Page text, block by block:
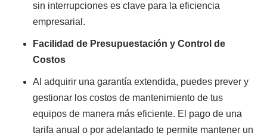
sin interrupciones es clave para la eficiencia
empresarial.
Facilidad de Presupuestación y Control de
Costos
Al adquirir una garantía extendida, puedes prever y
gestionar los costos de mantenimiento de tus
equipos de manera más eficiente. El pago de una
tarifa anual o por adelantado te permite mantener un